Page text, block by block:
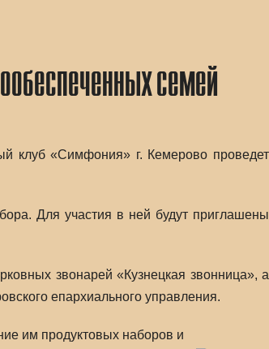
семей
клуб «Симфония» г. Кемерово проведет
Для участия в ней будут приглашены
звонарей «Кузнецкая звонница», а
епархиального управления.
им продуктовых наборов и